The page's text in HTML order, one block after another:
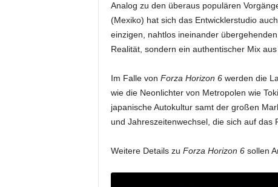
Analog zu den überaus populären
(Mexiko) hat sich das Entwicklerstudio
einzigen, nahtlos ineinander
Realität, sondern ein authentischer Mix
Im Falle von Forza Horizon 6werden die
wie die Neonlichter von Metropolen wie
japanische Autokultur samt der großen
und Jahreszeitenwechsel, die sich auf das
Weitere Details zu Forza Horizon 6sollen